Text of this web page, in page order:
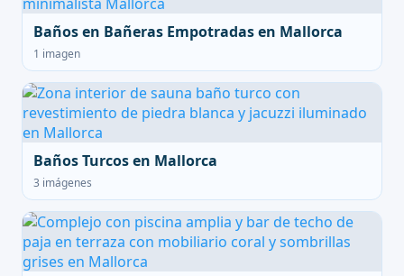
Baños en Bañeras Empotradas en Mallorca
1 imagen
Baños Turcos en Mallorca
3 imágenes